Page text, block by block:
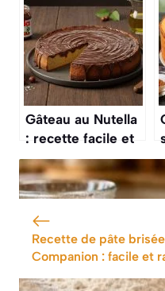
gourmande
Gâteau au Nutella
: recette facile et
gourmande
Recette de pâte
Companion : facile et